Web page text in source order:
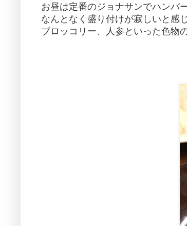
お昼は定番のジョナサンでハンバ
なんとなく盛り付けが寂しいと感
ブロッコリー、人参といった色物